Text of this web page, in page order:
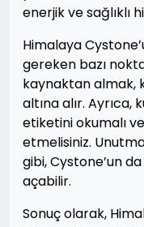
enerjik ve sağlıklı
Himalaya
gereken bazı
kaynaktan almak,
altına alır.
etiketini okumalı
etmelisiniz.
gibi, Cystone’un
açabilir.
Sonuç olarak,